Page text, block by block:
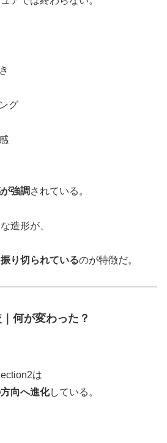
グ
強調 されている。
造形が、
り切られているのが特徴だ。
何が変わった？
は
向へ進化している。